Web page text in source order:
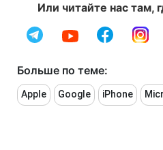
Или читайте нас там,
Больше по теме:
Apple Google iPhone